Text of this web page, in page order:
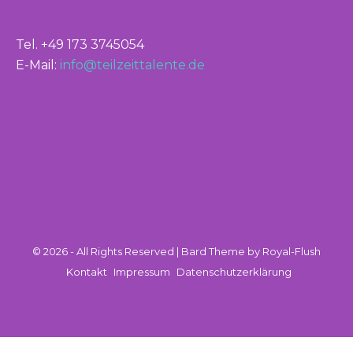
Tel. +49 173 3745054
E-Mail: info@teilzeittalente.de
© 2026 - All Rights Reserved | Bard Theme by Royal-Flush
Kontakt
Impressum Datenschutzerklärung